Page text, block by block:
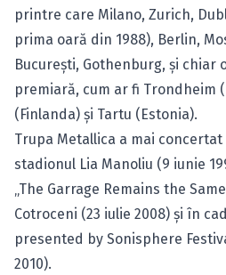
printre care Milano, Zurich,
prima oară din 1988), Berlin,
Bucureşti, Gothenburg, şi chiar
premiară, cum ar fi Trondheim
(Finlanda) şi Tartu (Estonia).
Trupa Metallica a mai
stadionul Lia Manoliu (9 iunie
„The Garrage Remains the
Cotroceni (23 iulie 2008) şi în
presented by Sonisphere
2010).